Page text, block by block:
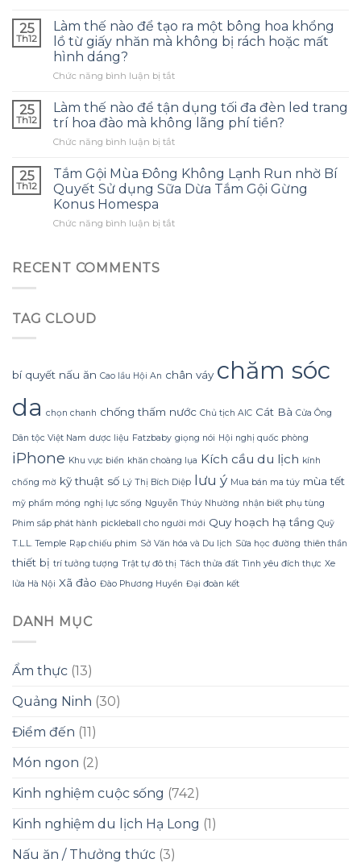
bảo
quản
phù
và
tránh
những
sai
thường
gặp?
đã
dùng
tinh
tràm
con
đây
là
tôi
ước
sớm
25
Th12
Làm thế nào để tạo ra một bông hoa khổng
lồ từ giấy nhăn mà không bị rách hoặc mất
hình dáng?
Chức năng bình luận bị tắtở
thế
để
tạo
một
bông
lồ
dáng?
25
Th12
Làm thế nào để tận dụng tối đa đèn led trang
trí hoa đào mà không lãng phí tiền?
Chức năng bình luận bị tắtở
thế
nào
để
dụng
lãng
25
Th12
Tắm Gội Mùa Đông Không Lạnh Run nhờ Bí
Quyết Sử dụng Sữa Dừa Tắm Gội Gừng
Konus Homespa
Chức năng bình luận bị tắtở
Sử
Dừa
Gội
Gừng
Homespa
RECENT COMMENTS
TAG CLOUD
bí quyết nấu ăn Cao lầu Hội An chân váy chăm sóc
da chọn chanh chống thấm nước Chủ tịch AIC Cát Bà Cửa Ông
Dân tộc Việt Nam dược liệu Fatzbaby giọng nói Hội nghị quốc phòng
iPhone Khu vực biển khăn choàng lụa Kích cầu du lịch kính
chống mờ kỹ thuật số Lý Thị Bích Diệp lưu ý Mua bán ma túy mùa tết
mỹ phẩm móng nghị lực sống Nguyễn Thúy Nhường nhận biết phụ tùng
Phim sắp phát hành pickleball cho người mới Quy hoạch hạ tầng Quỹ
T.L.L. Temple Rạp chiếu phim Sở Văn hóa và Du lịch Sữa học đường thiên thần
thiết bị trí tưởng tượng Trật tự đô thị Tách thửa đất Tình yêu đích thực Xe
lửa Hà Nội Xã đảo Đào Phương Huyền Đại đoàn kết
DANH MỤC
Ẩm thực (13)
Quảng Ninh (30)
Điểm đến (11)
Món ngon (2)
Kinh nghiệm cuộc sống (742)
Kinh nghiệm du lịch Hạ Long (1)
Nấu ăn / Thưởng thức (3)